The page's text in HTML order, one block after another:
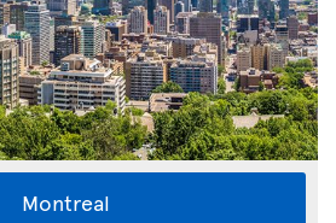
Montreal